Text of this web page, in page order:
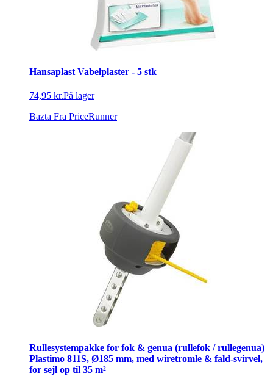
Hansaplast Vabelplaster - 5 stk
74,95 kr.På lager
Bazta Fra PriceRunner
Rullesystempakke for fok & genua (rullefok / rullegenua)
Plastimo 811S, Ø185 mm, med wiretromle & fald-svirvel,
for sejl op til 35 m²